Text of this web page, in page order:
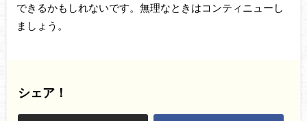
できるかもしれないです。無理なときはコンティニューし
ましょう。
シェア！